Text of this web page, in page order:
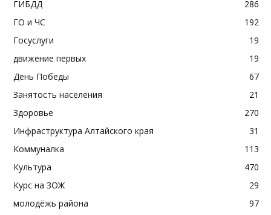
ГИБДД
286
ГО и ЧС
192
Госуслуги
19
движение первых
19
День Победы
67
Занятость населения
21
Здоровье
270
Инфраструктура Алтайского края
31
Коммуналка
113
Культура
470
Курс на ЗОЖ
29
молодёжь района
97